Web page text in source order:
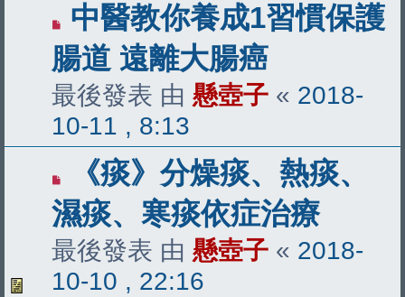
中醫教你養成1習慣保護
腸道 遠離大腸癌
最後發表 由 懸壺子 « 2018-
10-11 , 8:13
《痰》分燥痰、熱痰、
濕痰、寒痰依症治療
最後發表 由 懸壺子 « 2018-
10-10 , 22:16